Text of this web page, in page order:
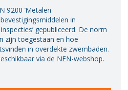
9200 ‘Metalen
in
gepubliceerd. De norm
zijn toegestaan en hoe
in overdekte zwembaden.
via de NEN-webshop.